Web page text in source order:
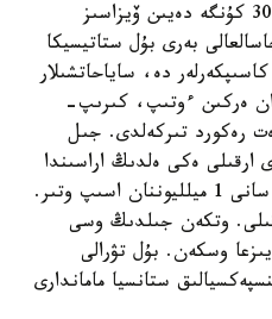
قازاقستان مەن قىتاي اراسىندا 30 كۇنگە دەيىن ۆيزاسىز
بەرى بۇل ستاتيسيكا
دە، ساياحاتشىلار
ەركىن ءوتىپ، كىرىپ-
رەكورد تىركەلدى. جىل
ارقىلى ەكى ەلدىڭ اراسىندا
ارى-بەرى قاتىناعان جولاۋشىلار سانى 1 ميلليوننان اسىپ وتىر.
وتكەن جىلدىڭ وسى
سالىستىرعاندا 10 پايىزعا وسكەن. بۇل تۋرالى
ستانسيا ماماندارى